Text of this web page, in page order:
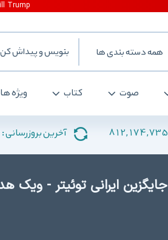
همه دسته بندی ها
صوت کتاب ویژه ها
812,174,735 آخرین بروزرسانی :